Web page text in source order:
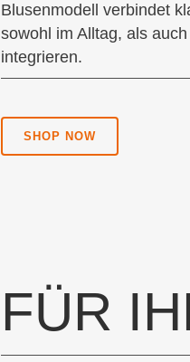
Blusenmodell verbindet
sowohl im Alltag, als
integrieren.
SHOP NOW
FÜR